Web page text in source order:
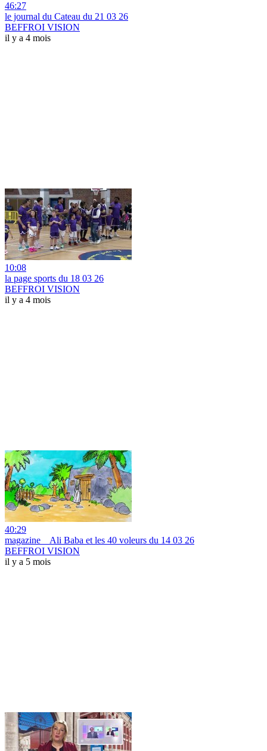
46:27
le journal du Cateau du 21 03 26
BEFFROI VISION
il y a 4 mois
10:08
la page sports du 18 03 26
BEFFROI VISION
il y a 4 mois
40:29
magazine _ Ali Baba et les 40 voleurs du 14 03 26
BEFFROI VISION
il y a 5 mois